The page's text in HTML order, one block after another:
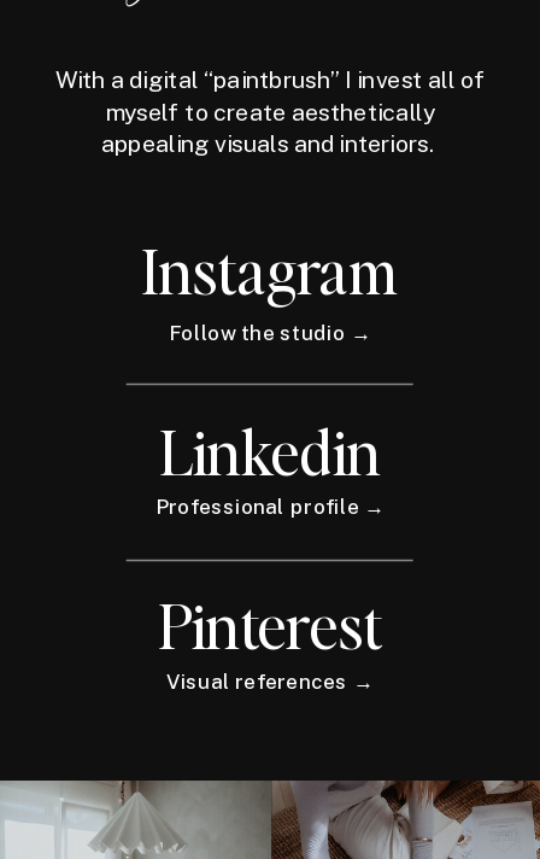
With a digital “paintbrush” I invest all of
myself to create aesthetically
appealing visuals and interiors.
Instagram
Follow the studio →
Linkedin
Professional profile →
Pinterest
Visual references →